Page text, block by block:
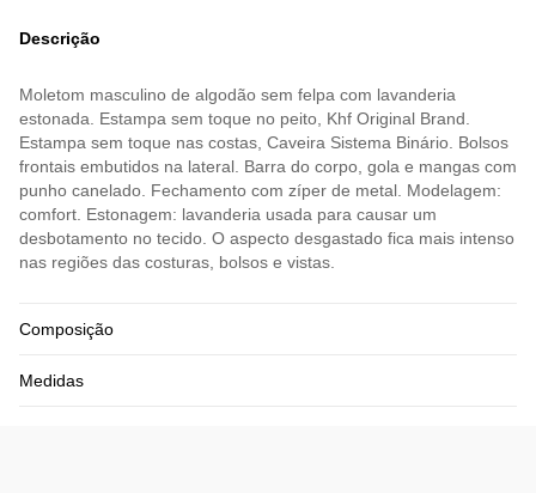
Descrição
Moletom masculino de algodão sem felpa com lavanderia
estonada. Estampa sem toque no peito, Khf Original Brand.
Estampa sem toque nas costas, Caveira Sistema Binário. Bolsos
frontais embutidos na lateral. Barra do corpo, gola e mangas com
punho canelado. Fechamento com zíper de metal. Modelagem:
comfort. Estonagem: lavanderia usada para causar um
desbotamento no tecido. O aspecto desgastado fica mais intenso
nas regiões das costuras, bolsos e vistas.
Composição
Medidas